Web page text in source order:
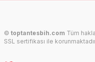
© toptantesbih.com Tüm
SSL sertifikası ile